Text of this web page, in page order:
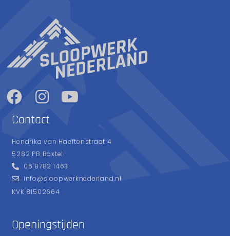
Contact
Hendrika van Haeftenstraat 4
5282 PB Boxtel
06 8782 1463
info@sloopwerknederland.nl
KVK 81502664
Openingstijden